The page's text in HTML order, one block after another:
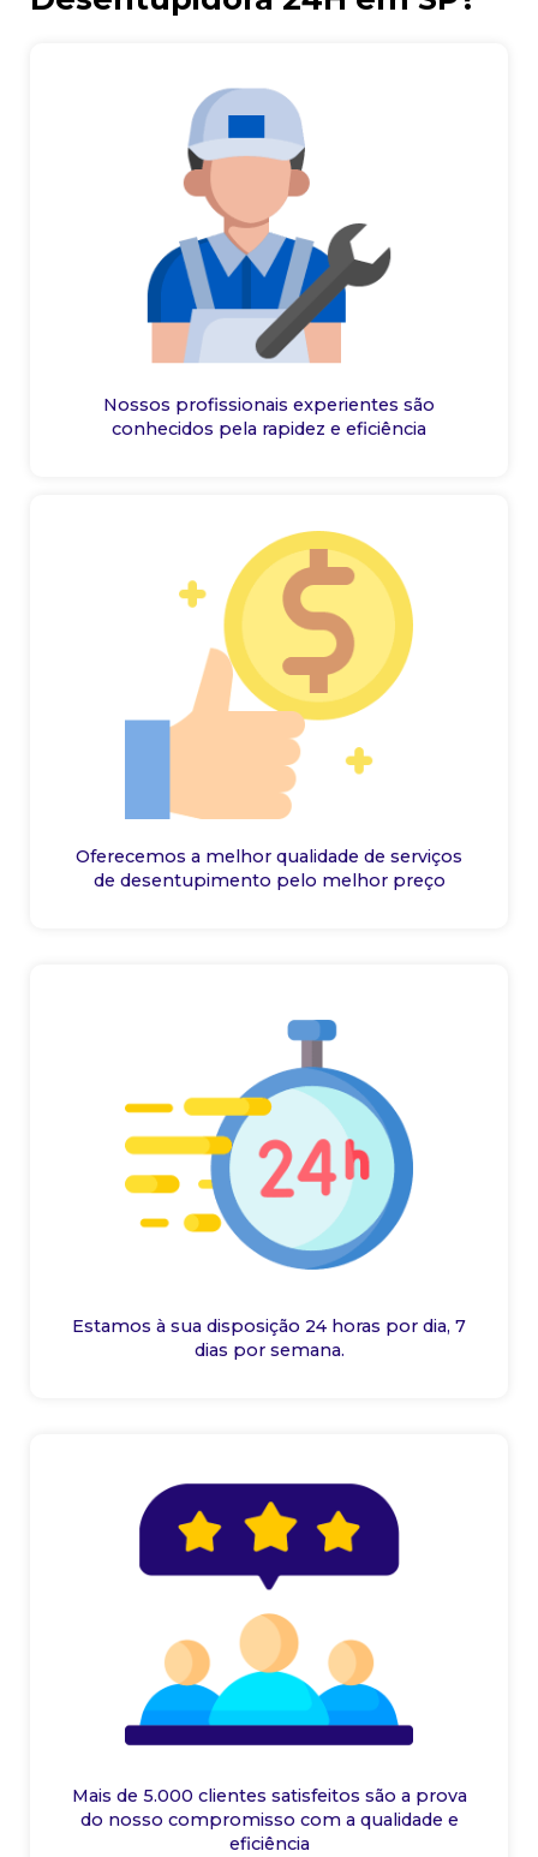
Nossos profissionais experientes são
conhecidos pela rapidez e eficiência
Oferecemos a melhor qualidade de serviços
de desentupimento pelo melhor preço
Estamos à sua disposição 24 horas por dia, 7
dias por semana.
Mais de 5.000 clientes satisfeitos são a prova
do nosso compromisso com a qualidade e
eficiência